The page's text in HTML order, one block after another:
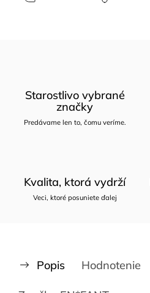
Starostlivo vybrané
značky
Predávame len to, čomu veríme.
Kvalita, ktorá vydrží
Veci, ktoré posuniete ďalej
Popis Hodnotenie